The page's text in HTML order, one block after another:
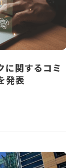
に関するコミ
発表